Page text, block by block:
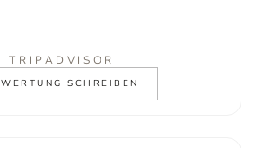
TRIPADVISOR
SCHREIBEN